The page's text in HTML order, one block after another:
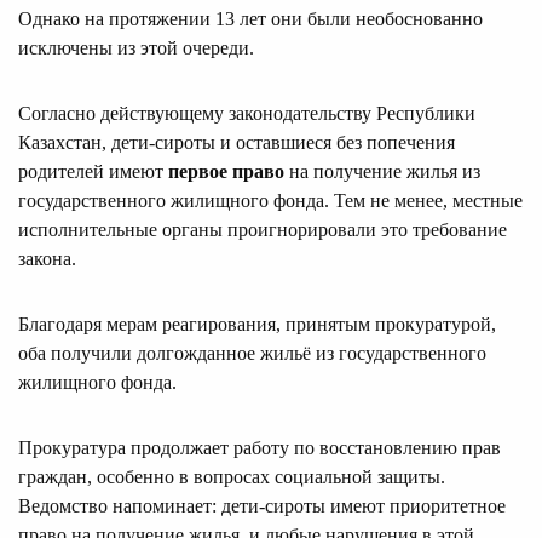
Однако на протяжении 13 лет они были необоснованно
исключены из этой очереди.
Согласно действующему законодательству Республики
Казахстан, дети-сироты и оставшиеся без попечения
родителей имеют первое право на получение жилья из
государственного жилищного фонда. Тем не менее, местные
исполнительные органы проигнорировали это требование
закона.
Благодаря мерам реагирования, принятым прокуратурой,
оба получили долгожданное жильё из государственного
жилищного фонда.
Прокуратура продолжает работу по восстановлению прав
граждан, особенно в вопросах социальной защиты.
Ведомство напоминает: дети-сироты имеют приоритетное